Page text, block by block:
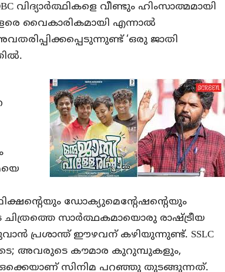
വിദ്യാർത്ഥികളെ വീണ്ടും ഹിംസാത്മമായി
വൈകാരികമായി എന്നാൽ
‘ഒരു ജാതി
ഡോക്യുമെൻ്റേഷൻ്റെയും
ചിത്രത്തെ സാർത്ഥകമായൊരു രാഷ്ട്രീയ
പ്രശാന്ത് ഈഴവന് കഴിയുന്നുണ്ട്. SSLC
അവരുടെ കൗമാര കുറുമ്പുകളും,
ഒക്കെയാണ് സിനിമ പറഞ്ഞു തുടങ്ങുന്നത്.